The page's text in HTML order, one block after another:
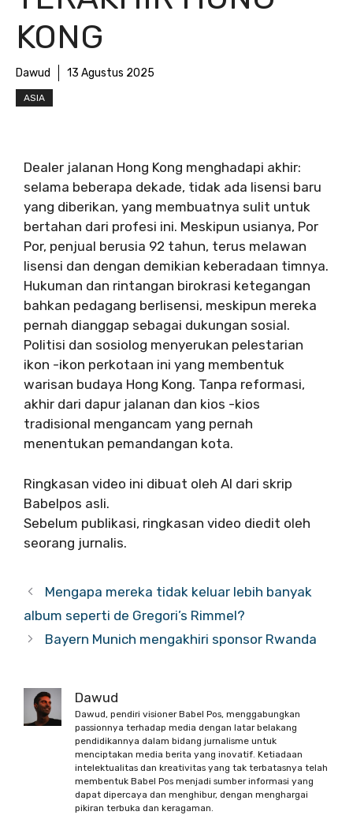
KONG
Dawud 13 Agustus 2025
ASIA
Dealer jalanan Hong Kong menghadapi akhir:
selama beberapa dekade, tidak ada lisensi baru
yang diberikan, yang membuatnya sulit untuk
bertahan dari profesi ini. Meskipun usianya, Por
Por, penjual berusia 92 tahun, terus melawan
lisensi dan dengan demikian keberadaan timnya.
Hukuman dan rintangan birokrasi ketegangan
bahkan pedagang berlisensi, meskipun mereka
pernah dianggap sebagai dukungan sosial.
Politisi dan sosiolog menyerukan pelestarian
ikon -ikon perkotaan ini yang membentuk
warisan budaya Hong Kong. Tanpa reformasi,
akhir dari dapur jalanan dan kios -kios
tradisional mengancam yang pernah
menentukan pemandangan kota.
Ringkasan video ini dibuat oleh AI dari skrip
Babelpos asli.
Sebelum publikasi, ringkasan video diedit oleh
seorang jurnalis.
Mengapa mereka tidak keluar lebih banyak
album seperti de Gregori’s Rimmel?
Bayern Munich mengakhiri sponsor Rwanda
Dawud
Dawud, pendiri visioner Babel Pos, menggabungkan
passionnya terhadap media dengan latar belakang
pendidikannya dalam bidang jurnalisme untuk
menciptakan media berita yang inovatif. Ketiadaan
intelektualitas dan kreativitas yang tak terbatasnya telah
membentuk Babel Pos menjadi sumber informasi yang
dapat dipercaya dan menghibur, dengan menghargai
pikiran terbuka dan keragaman.